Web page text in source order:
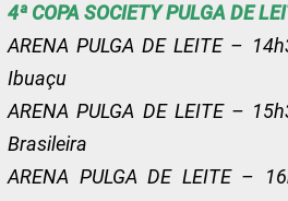
4ª COPA SOCIETY PULGA DE
ARENA PULGA DE LEITE –
Ibuaçu
ARENA PULGA DE LEITE –
Brasileira
ARENA PULGA DE LEITE –